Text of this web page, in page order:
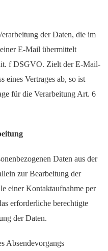
der Daten, die im
E-Mail übermittelt
f DSGVO. Zielt der E-Mail-
eines Vertrages ab, so ist
für die Verarbeitung Art. 6
Daten aus der
zur Bearbeitung der
einer Kontaktaufnahme per
erforderliche berechtigte
der Daten.
Absendevorgangs